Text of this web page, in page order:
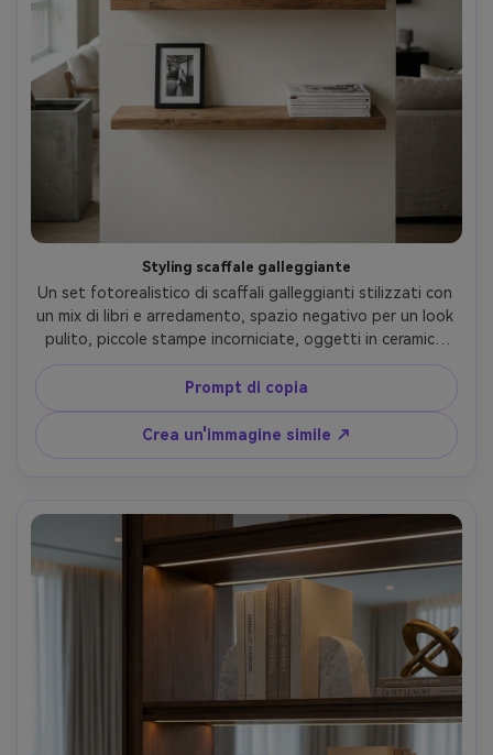
Styling scaffale galleggiante
Un set fotorealistico di scaffali galleggianti stilizzati con
un mix di libri e arredamento, spazio negativo per un look
pulito, piccole stampe incorniciate, oggetti in ceramica
opaca, morbida luce diurna, sfondo moderno
dell'appartamento, scattato su Fujifilm X-T5 33mm f/1.4,
cornice dritta, bordi nitidi, ombre naturali, estetica
minimale- -ar 4:5
Prompt di copia
Crea un'immagine simile ↗